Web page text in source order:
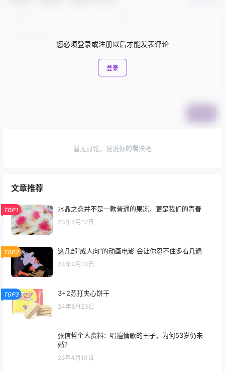
您必须登录或注册以后才能发表评论
登录
暂无讨论，说说你的看法吧
文章推荐
TOP1 水晶之恋并不是一款普通的果冻，更是我们的青春
23年4月12日
TOP2 这几部“成人向”的动画电影 会让你忍不住多看几遍
24年4月14日
TOP3 3+2苏打夹心饼干
24年8月23日
张信哲个人资料：唱遍情歌的王子，为何53岁仍未
婚？
22年4月10日